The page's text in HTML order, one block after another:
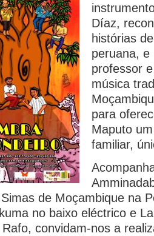
Díaz,
histórias
peruana, e
professor
música
para
Maputo
familiar,
de Moçambique na
no baixo eléctrico e
convidam-nos a